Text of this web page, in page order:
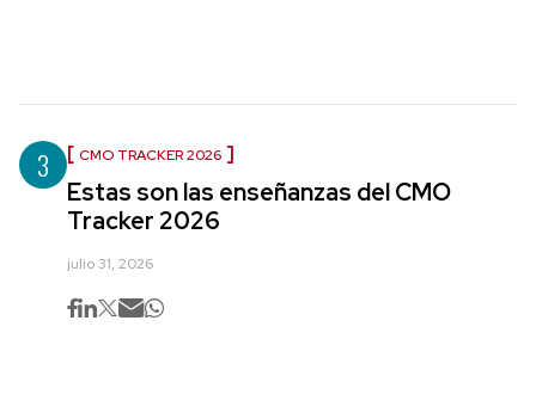
3 CMO TRACKER 2026
Estas son las enseñanzas del CMO
Tracker 2026
julio 31, 2026